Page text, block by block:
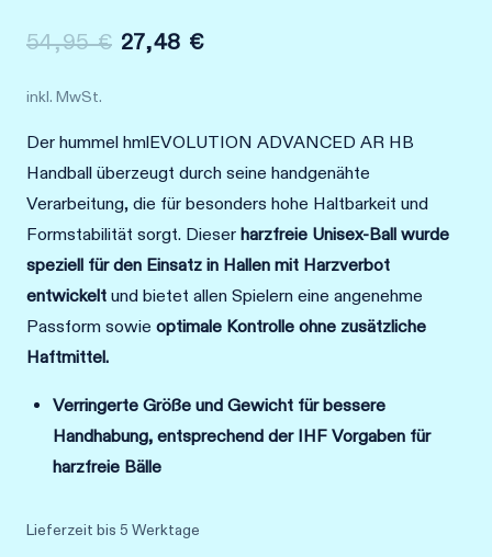
54,95€ Ursprünglicher
54,95 €
27,48 €Aktueller
27,48 €.
inkl. MwSt.
Der hummel hmlEVOLUTION ADVANCED AR HB
Handball überzeugt durch seine handgenähte
Verarbeitung, die für besonders hohe Haltbarkeit und
Formstabilität sorgt. Dieser harzfreie Unisex-Ball wurde
speziell für den Einsatz in Hallen mit Harzverbot
entwickelt und bietet allen Spielern eine angenehme
Passform sowie optimale Kontrolle ohne zusätzliche
Haftmittel.
Verringerte Größe und Gewicht für bessere
Handhabung, entsprechend der IHF Vorgaben für
harzfreie Bälle
Lieferzeit bis 5 Werktage